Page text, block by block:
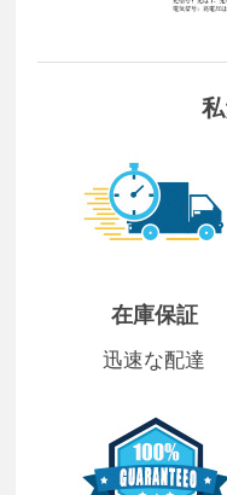
在庫保証
迅速な配達